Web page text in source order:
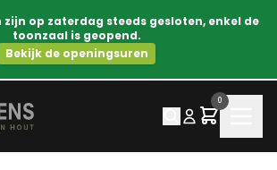
zijn op zaterdag steeds gesloten, enkel de
toonzaal is geopend.
Bekijk de openingsuren
0